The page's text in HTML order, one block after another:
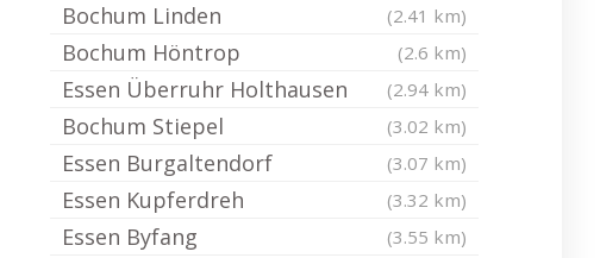
Bochum Linden (2.41 km)
Bochum Höntrop (2.6 km)
Essen Überruhr Holthausen (2.94 km)
Bochum Stiepel (3.02 km)
Essen Burgaltendorf (3.07 km)
Essen Kupferdreh (3.32 km)
Essen Byfang (3.55 km)